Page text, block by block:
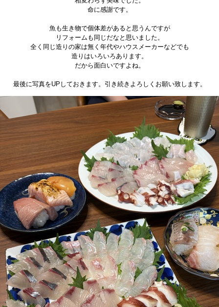
命に感謝です。
魚も生き物で個体差があると思うんですが
リフォームも同じだなと思いました。
全く同じ造りの家は無く年代やハウスメーカーなどでも
造りはいろいろあります。
だから面白いですよね。
最後に写真をUPしておきます。引き続きよろしくお願い致します。